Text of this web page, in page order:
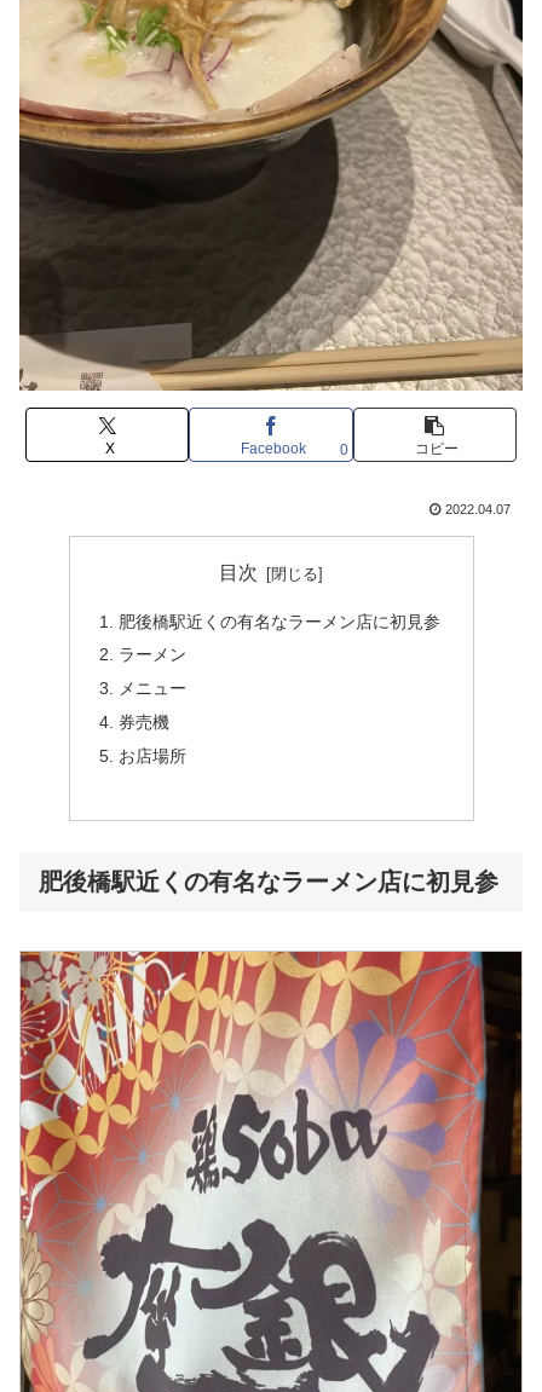
X Facebook 0 コピー
2022.04.07
目次
肥後橋駅近くの有名なラーメン店に初見参
ラーメン
メニュー
券売機
お店場所
肥後橋駅近くの有名なラーメン店に初見参